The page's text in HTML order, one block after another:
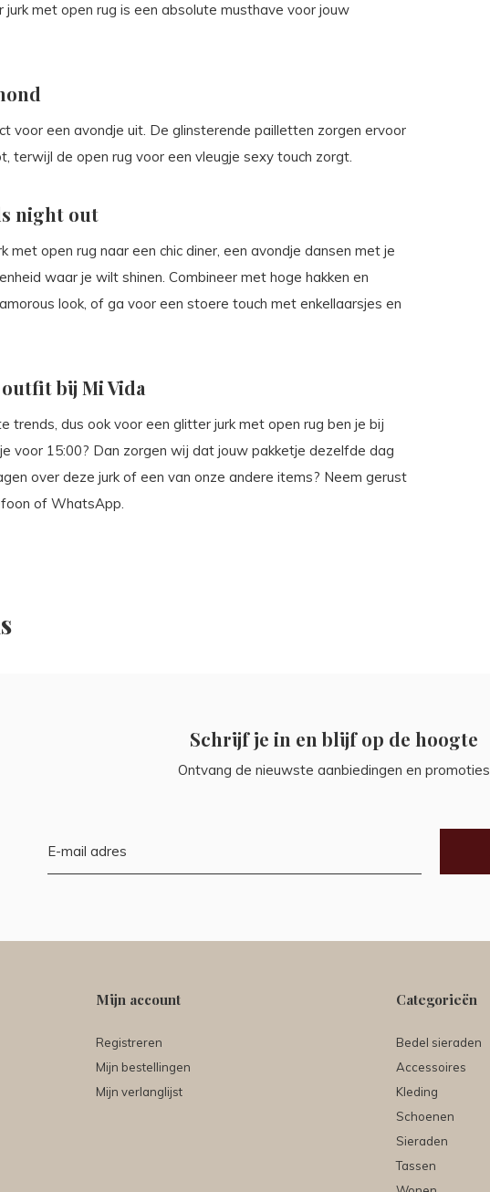
met open rug is een absolute musthave voor jouw
voor een avondje uit. De glinsterende pailletten zorgen ervoor
terwijl de open rug voor een vleugje sexy touch zorgt.
night out
met open rug naar een chic diner, een avondje dansen met je
waar je wilt shinen. Combineer met hoge hakken en
look, of ga voor een stoere touch met enkellaarsjes en
bij Mi Vida
trends, dus ook voor een glitter jurk met open rug ben je bij
voor 15:00? Dan zorgen wij dat jouw pakketje dezelfde dag
over deze jurk of een van onze andere items? Neem gerust
of WhatsApp.
Schrijf je in en blijf op de hoogte
Ontvang de nieuwste aanbiedingen en promoties
Mijn account
Registreren
Mijn bestellingen
Mijn verlanglijst
Categorieën
Bedel sieraden
Accessoires
Kleding
Schoenen
Sieraden
Tassen